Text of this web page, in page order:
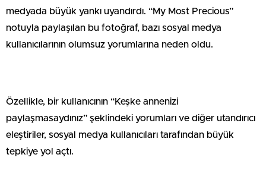
medyada büyük yankı uyandırdı. “My Most Precious”
notuyla paylaşılan bu fotoğraf, bazı sosyal medya
kullanıcılarının olumsuz yorumlarına neden oldu.
Özellikle, bir kullanıcının “Keşke annenizi
paylaşmasaydınız” şeklindeki yorumları ve diğer utandırıcı
eleştiriler, sosyal medya kullanıcıları tarafından büyük
tepkiye yol açtı.